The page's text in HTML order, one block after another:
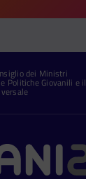
dei Ministri
Politiche Giovanili e il